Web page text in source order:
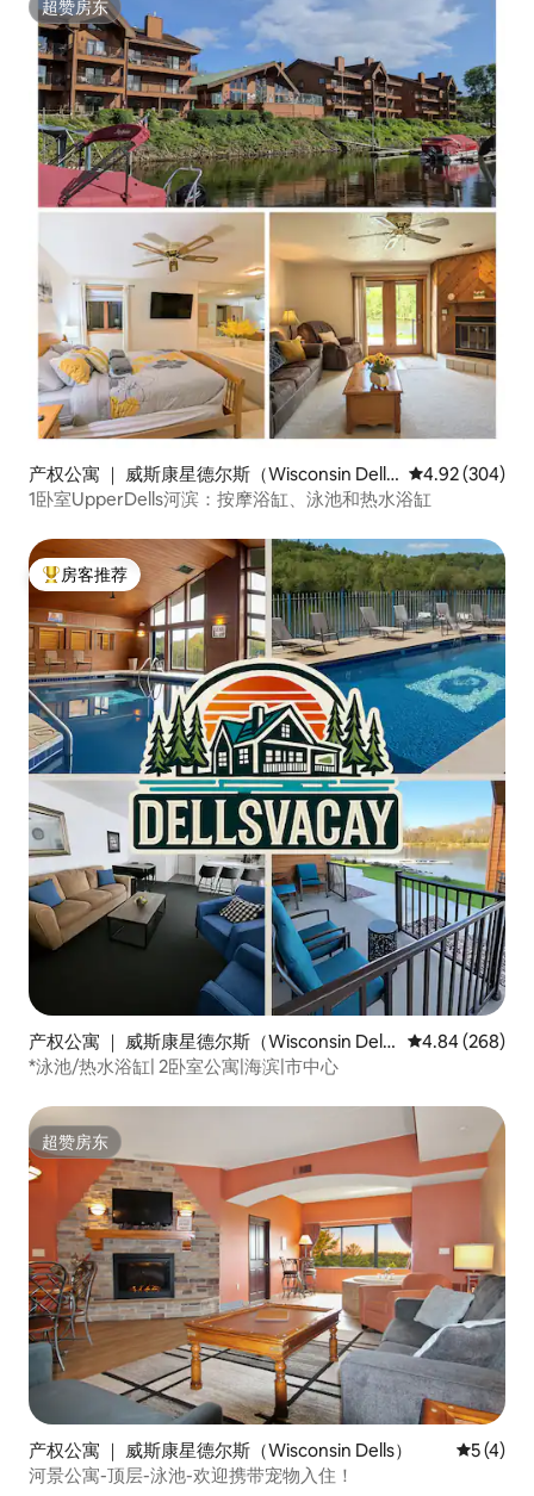
超赞房东
超赞房东
产权公寓 ｜ 威斯康星德尔斯（Wisconsin Dell
s）
平均评分 4.92
4.92 (304)
1卧室UpperDells河滨：按摩浴缸、泳池和热水浴缸
热门「房客推荐」
房客推荐
产权公寓 ｜ 威斯康星德尔斯（Wisconsin Dell
s）
平均评分 4.84
4.84 (268)
*泳池/热水浴缸| 2卧室公寓|海滨|市中心
超赞房东
超赞房东
产权公寓 ｜ 威斯康星德尔斯（Wisconsin Dells） 平均评分
5 (4)
河景公寓-顶层-泳池-欢迎携带宠物入住！